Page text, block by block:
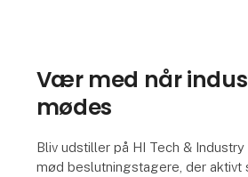
Vær med når
mødes
Bliv udstiller på HI Tech & Industry
mød beslutningstagere, der aktivt